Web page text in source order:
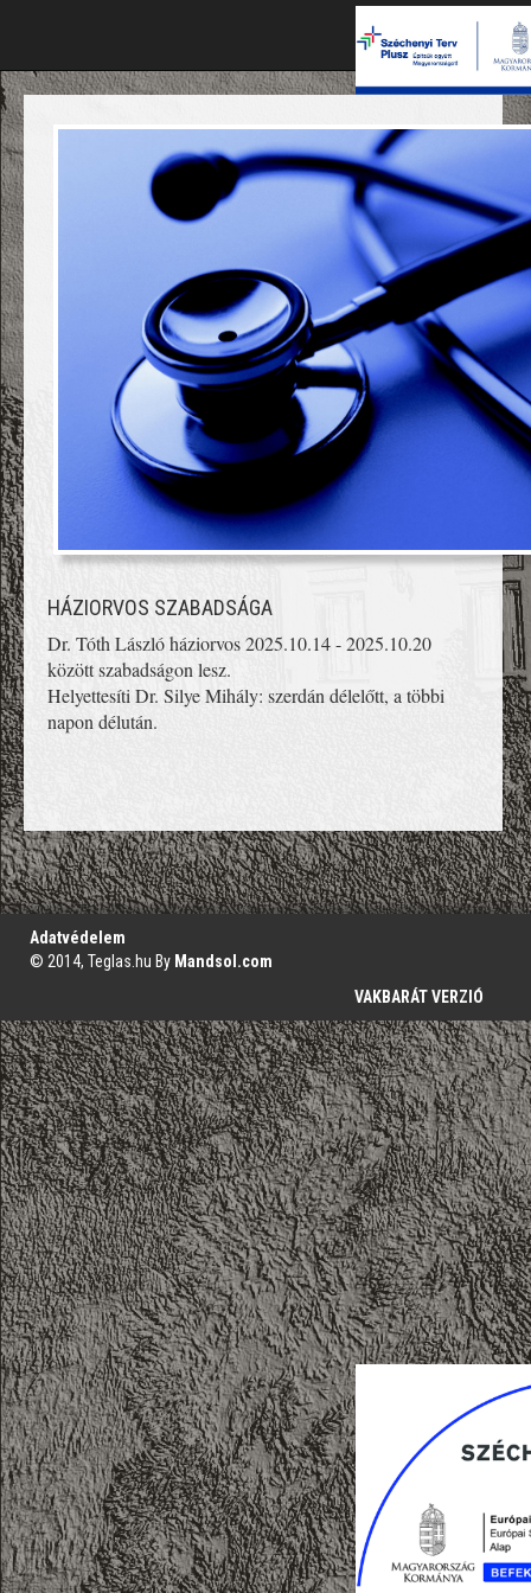
HÁZIORVOS SZABADSÁGA
Dr. Tóth László háziorvos 2025.10.14 - 2025.10.20
között szabadságon lesz.
Helyettesíti Dr. Silye Mihály: szerdán délelőtt, a többi
napon délután.
';
Adatvédelem
© 2014, Teglas.hu By Mandsol.com
VAKBARÁT VERZIÓ